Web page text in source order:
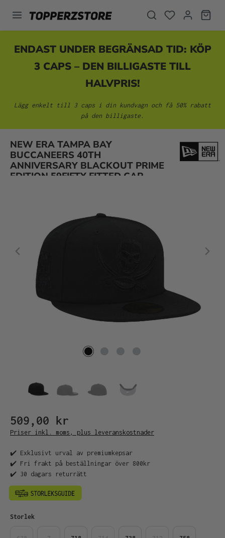
ENDAST UNDER BEGRÄNSAD TID: KÖP
3 CAPS – DEN BILLIGASTE TILL
HALVPRIS!
Lägg enkelt till 3 caps i din kundvagn och få 50% rabatt
på den billigaste.
NEW ERA TAMPA BAY
BUCCANEERS 40TH
ANNIVERSARY BLACKOUT PRIME
EDITION 59FIFTY FITTED CAP
Hoppa över bildgalleri
509,00 kr
Priser inkl. moms, plus leveranskostnader
✔️ Exklusivt urval av premiumkepsar
✔️ Fri frakt på beställningar över 800kr
✔️ 30 dagars returrätt
Välj
Storlek